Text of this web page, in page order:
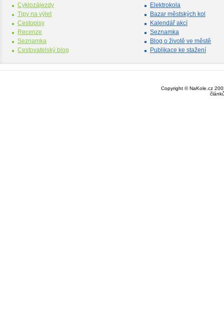
Cyklozájezdy
Tipy na výlet
Cestopisy
Recenze
Seznamka
Cestovatelský blog
Elektrokola
Bazar městských kol
Kalendář akcí
Seznamka
Blog o životě ve městě
Publikace ke stažení
Copyright © NaKole.cz